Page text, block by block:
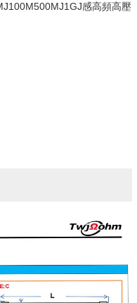
感高頻高壓